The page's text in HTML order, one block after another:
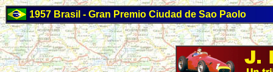
1957 Brasil - Gran Premio Ciudad de Sao Paolo